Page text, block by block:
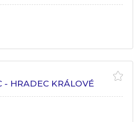
- HRADEC KRÁLOVÉ